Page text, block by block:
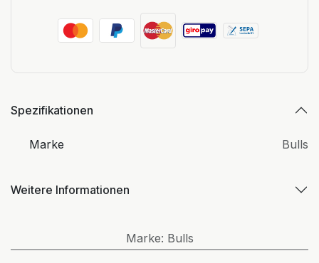
Spezifikationen
Marke Bulls
Weitere Informationen
Marke: Bulls